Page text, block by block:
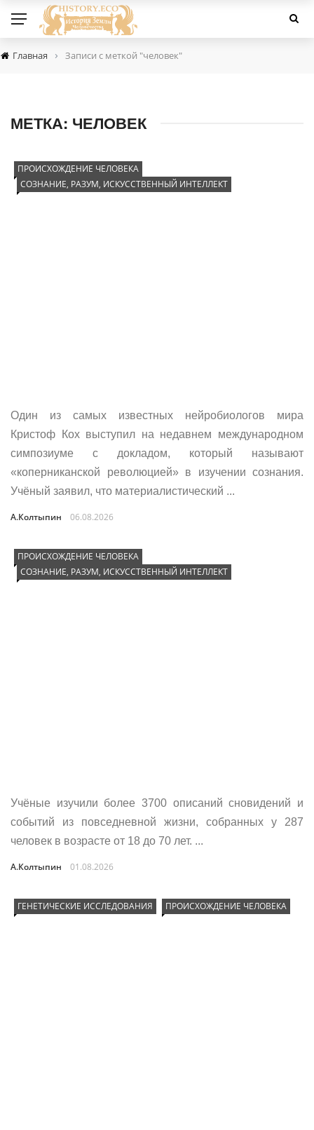
Главная › Записи с меткой "человек"
МЕТКА: ЧЕЛОВЕК
ПРОИСХОЖДЕНИЕ ЧЕЛОВЕКА
СОЗНАНИЕ, РАЗУМ, ИСКУССТВЕННЫЙ ИНТЕЛЛЕКТ
Один из самых известных нейробиологов мира
Кристоф Кох выступил на недавнем международном
симпозиуме с докладом, который называют
«коперниканской революцией» в изучении сознания.
Учёный заявил, что материалистический ...
А.Колтыпин 06.08.2026
ПРОИСХОЖДЕНИЕ ЧЕЛОВЕКА
СОЗНАНИЕ, РАЗУМ, ИСКУССТВЕННЫЙ ИНТЕЛЛЕКТ
Учёные изучили более 3700 описаний сновидений и
событий из повседневной жизни, собранных у 287
человек в возрасте от 18 до 70 лет. ...
А.Колтыпин 01.08.2026
ГЕНЕТИЧЕСКИЕ ИССЛЕДОВАНИЯ ПРОИСХОЖДЕНИЕ ЧЕЛОВЕКА